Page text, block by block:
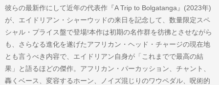
彼らの最新作にして近年の代表作『A Trip to Bolgatanga』(2023年)
が、エイドリアン・シャーウッドの来日を記念して、数量限定スペ
シャル・プライス盤で登場!本作は初期の名作群を彷彿とさせながら
も、さらなる進化を遂げたアフリカン・ヘッド・チャージの現在地
とも言うべき内容で、エイドリアン自身が「これまでで最高の結
果」と語るほどの傑作。アフリカン・パーカッション、チャント、
轟くベース、変容するホーン、ノイズ混じりのワウペダル、呪術的